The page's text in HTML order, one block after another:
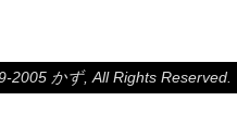
2005 かず, All Rights Reserved.